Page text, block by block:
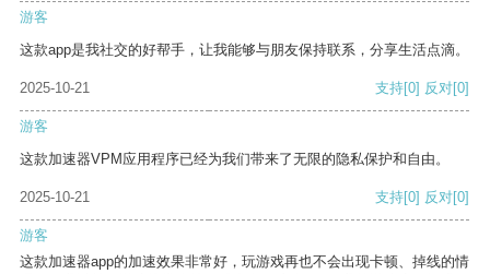
游客
这款app是我社交的好帮手，让我能够与朋友保持联系，分享生活点滴。
2025-10-21 支持[0] 反对[0]
游客
这款加速器VPM应用程序已经为我们带来了无限的隐私保护和自由。
2025-10-21 支持[0] 反对[0]
游客
这款加速器app的加速效果非常好，玩游戏再也不会出现卡顿、掉线的情